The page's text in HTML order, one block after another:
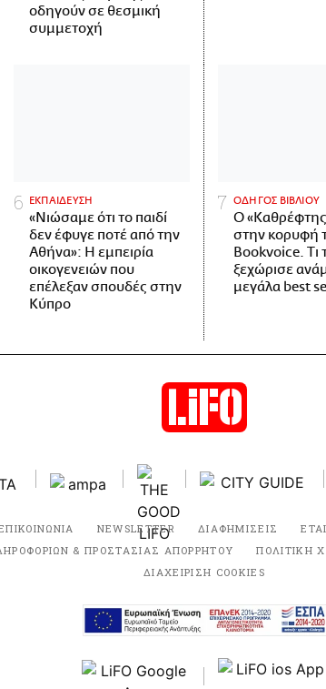
οδηγούν σε θεσμική
συμμετοχή
ΕΚΠΑΙΔΕΥΣΗ
«Νιώσαμε ότι το παιδί
δεν έφυγε ποτέ από την
Αθήνα»: Η εμπειρία
οικογενειών που
επέλεξαν σπουδές στην
Κύπρο
ΟΔΗΓΟΣ ΒΙΒΛΙΟΥ
Ο
στην κορυφή
Bookvoice. Τι
ξεχώρισε
μεγάλα best
NEWSLETTER ΔΙΑΦΗΜΙΣΕΙΣ
& ΠΡΟΣΤΑΣΙΑΣ ΑΠΟΡΡΗΤΟΥ
ΠΟΛΙΤΙΚΗ
ΔΙΑΧΕΙΡΙΣΗ COOKIES